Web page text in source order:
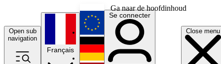
Ga naar de hoofdinhoud
Open sub
navigation
Close menu
Français
English
Deutsch
Se connecter